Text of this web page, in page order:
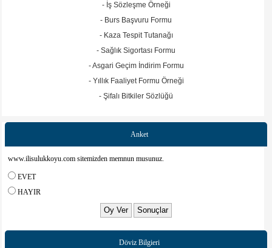
Anket
www.ilisulukkoyu.com sitemizden memnun musunuz.
EVET
HAYIR
Döviz Bilgieri
- İş Sözleşme Örneği
- Burs Başvuru Formu
- Kaza Tespit Tutanağı
- Sağlık Sigortası Formu
- Asgari Geçim İndirim Formu
- Yıllık Faaliyet Formu Örneği
- Şifalı Bitkiler Sözlüğü